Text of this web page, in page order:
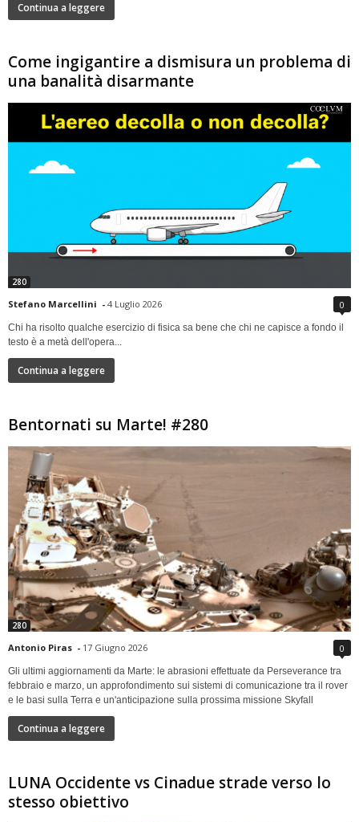
Continua a leggere
Come ingigantire a dismisura un problema di
una banalità disarmante
280
Stefano Marcellini - 4 Luglio 2026 0
Chi ha risolto qualche esercizio di fisica sa bene che chi ne capisce a fondo il
testo è a metà dell'opera...
Continua a leggere
Bentornati su Marte! #280
280
Antonio Piras - 17 Giugno 2026 0
Gli ultimi aggiornamenti da Marte: le abrasioni effettuate da Perseverance tra
febbraio e marzo, un approfondimento sui sistemi di comunicazione tra il rover
e le basi sulla Terra e un'anticipazione sulla prossima missione Skyfall
Continua a leggere
LUNA Occidente vs Cinadue strade verso lo
stesso obiettivo